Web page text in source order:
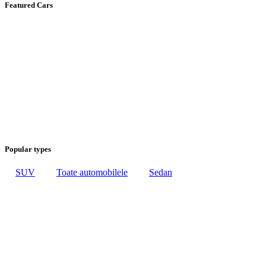
Featured Cars
Popular types
SUV Toate automobilele Sedan